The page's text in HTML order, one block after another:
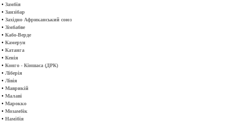
• Замбія
• Занзібар
• Західно Африканський союз
• Зімбабве
• Кабо-Верде
• Камерун
• Катанга
• Кенія
• Конго - Кіншаса (ДРК)
• Ліберія
• Лівія
• Маврикій
• Малаві
• Марокко
• Мозамбік
• Намібія